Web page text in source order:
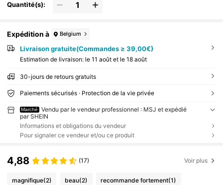
Quantité(s):
Expédition à Belgium
Livraison gratuite(Commandes ≥ 39,00€)
Estimation de livraison: le 11 août et le 18 août
30-jours de retours gratuits
Paiements sécurisés · Protection de la vie privée
Marché
Vendu par le vendeur professionnel : MSJ et expédié
par SHEIN
Informations et obligations du vendeur
Pour signaler ce vendeur et/ou ce produit
4,88 (17) Voir plus
magnifique(2) beau(2) recommande fortement(1)